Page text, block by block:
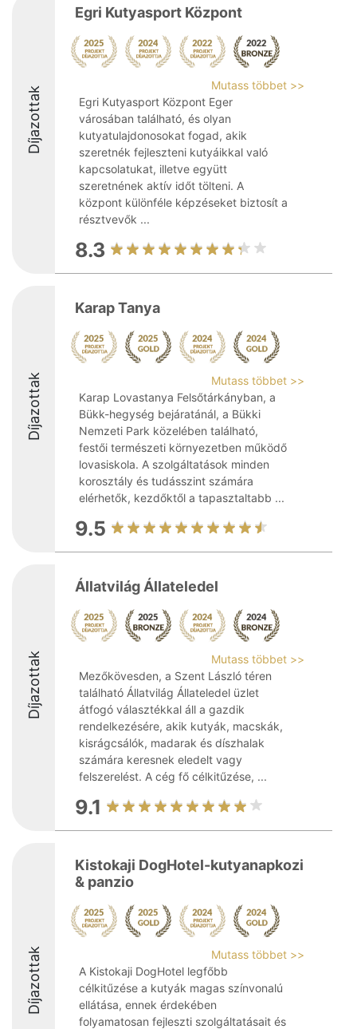
Díjazottak
Egri Kutyasport Központ
Mutass többet >>
Egri Kutyasport Központ Eger
városában található, és olyan
kutyatulajdonosokat fogad, akik
szeretnék fejleszteni kutyáikkal való
kapcsolatukat, illetve együtt
szeretnének aktív időt tölteni. A
központ különféle képzéseket biztosít a
résztvevők ...
8.3
Díjazottak
Karap Tanya
Mutass többet >>
Karap Lovastanya Felsőtárkányban, a
Bükk-hegység bejáratánál, a Bükki
Nemzeti Park közelében található,
festői természeti környezetben működő
lovasiskola. A szolgáltatások minden
korosztály és tudásszint számára
elérhetők, kezdőktől a tapasztaltabb ...
9.5
Díjazottak
Állatvilág Állateledel
Mutass többet >>
Mezőkövesden, a Szent László téren
található Állatvilág Állateledel üzlet
átfogó választékkal áll a gazdik
rendelkezésére, akik kutyák, macskák,
kisrágcsálók, madarak és díszhalak
számára keresnek eledelt vagy
felszerelést. A cég fő célkitűzése, ...
9.1
Díjazottak
Kistokaji DogHotel-kutyanapkozi
& panzio
Mutass többet >>
A Kistokaji DogHotel legfőbb
célkitűzése a kutyák magas színvonalú
ellátása, ennek érdekében
folyamatosan fejleszti szolgáltatásait és